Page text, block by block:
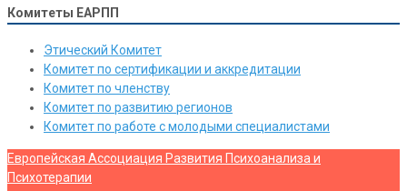
Комитеты ЕАРПП
Этический Комитет
Комитет по сертификации и аккредитации
Комитет по членству
Комитет по развитию регионов
Комитет по работе с молодыми специалистами
Европейская Ассоциация Развития Психоанализа и
Психотерапии